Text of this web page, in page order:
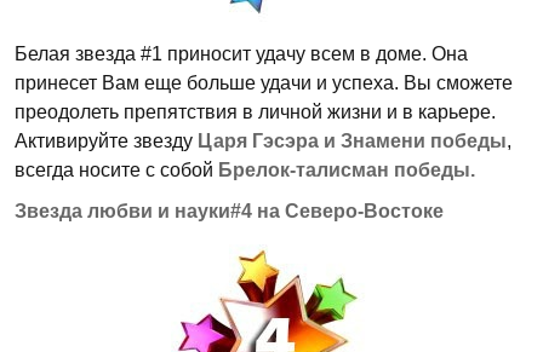
Белая звезда #1 приносит удачу всем в доме. Она
принесет Вам еще больше удачи и успеха. Вы сможете
преодолеть препятствия в личной жизни и в карьере.
Активируйте звезду Царя Гэсэра и Знамени победы,
всегда носите с собой Брелок-талисман победы.
Звезда любви и науки#4 на Северо-Востоке